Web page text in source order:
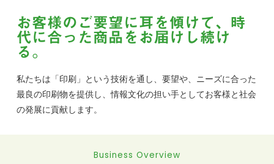
お客様のご要望に耳を傾けて、時
代に合った商品をお届けし続け
る。
私たちは「印刷」という技術を通し、要望や、ニーズに合った
最良の印刷物を提供し、情報文化の担い手としてお客様と社会
の発展に貢献します。
Business Overview